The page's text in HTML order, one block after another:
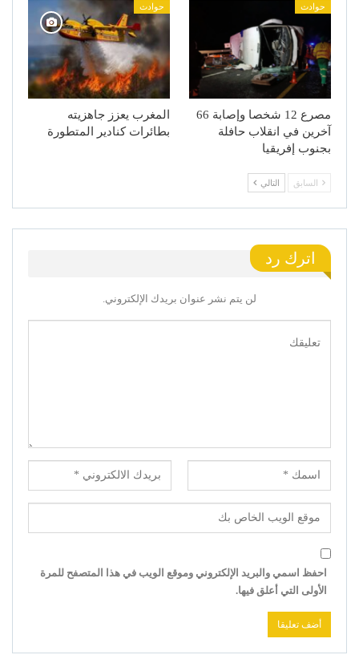
حوادث
مصرع 12 شخصا وإصابة 66
آخرين في انقلاب حافلة
بجنوب إفريقيا
حوادث
المغرب يعزز جاهزيته
بطائرات كنادير المتطورة
السابق التالي
اترك رد
لن يتم نشر عنوان بريدك الإلكتروني.
احفظ اسمي والبريد الإلكتروني وموقع الويب في هذا المتصفح للمرة
الأولى التي أعلق فيها.